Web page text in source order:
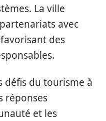
La ville
avec
des
défis du tourisme à
réponses
et les